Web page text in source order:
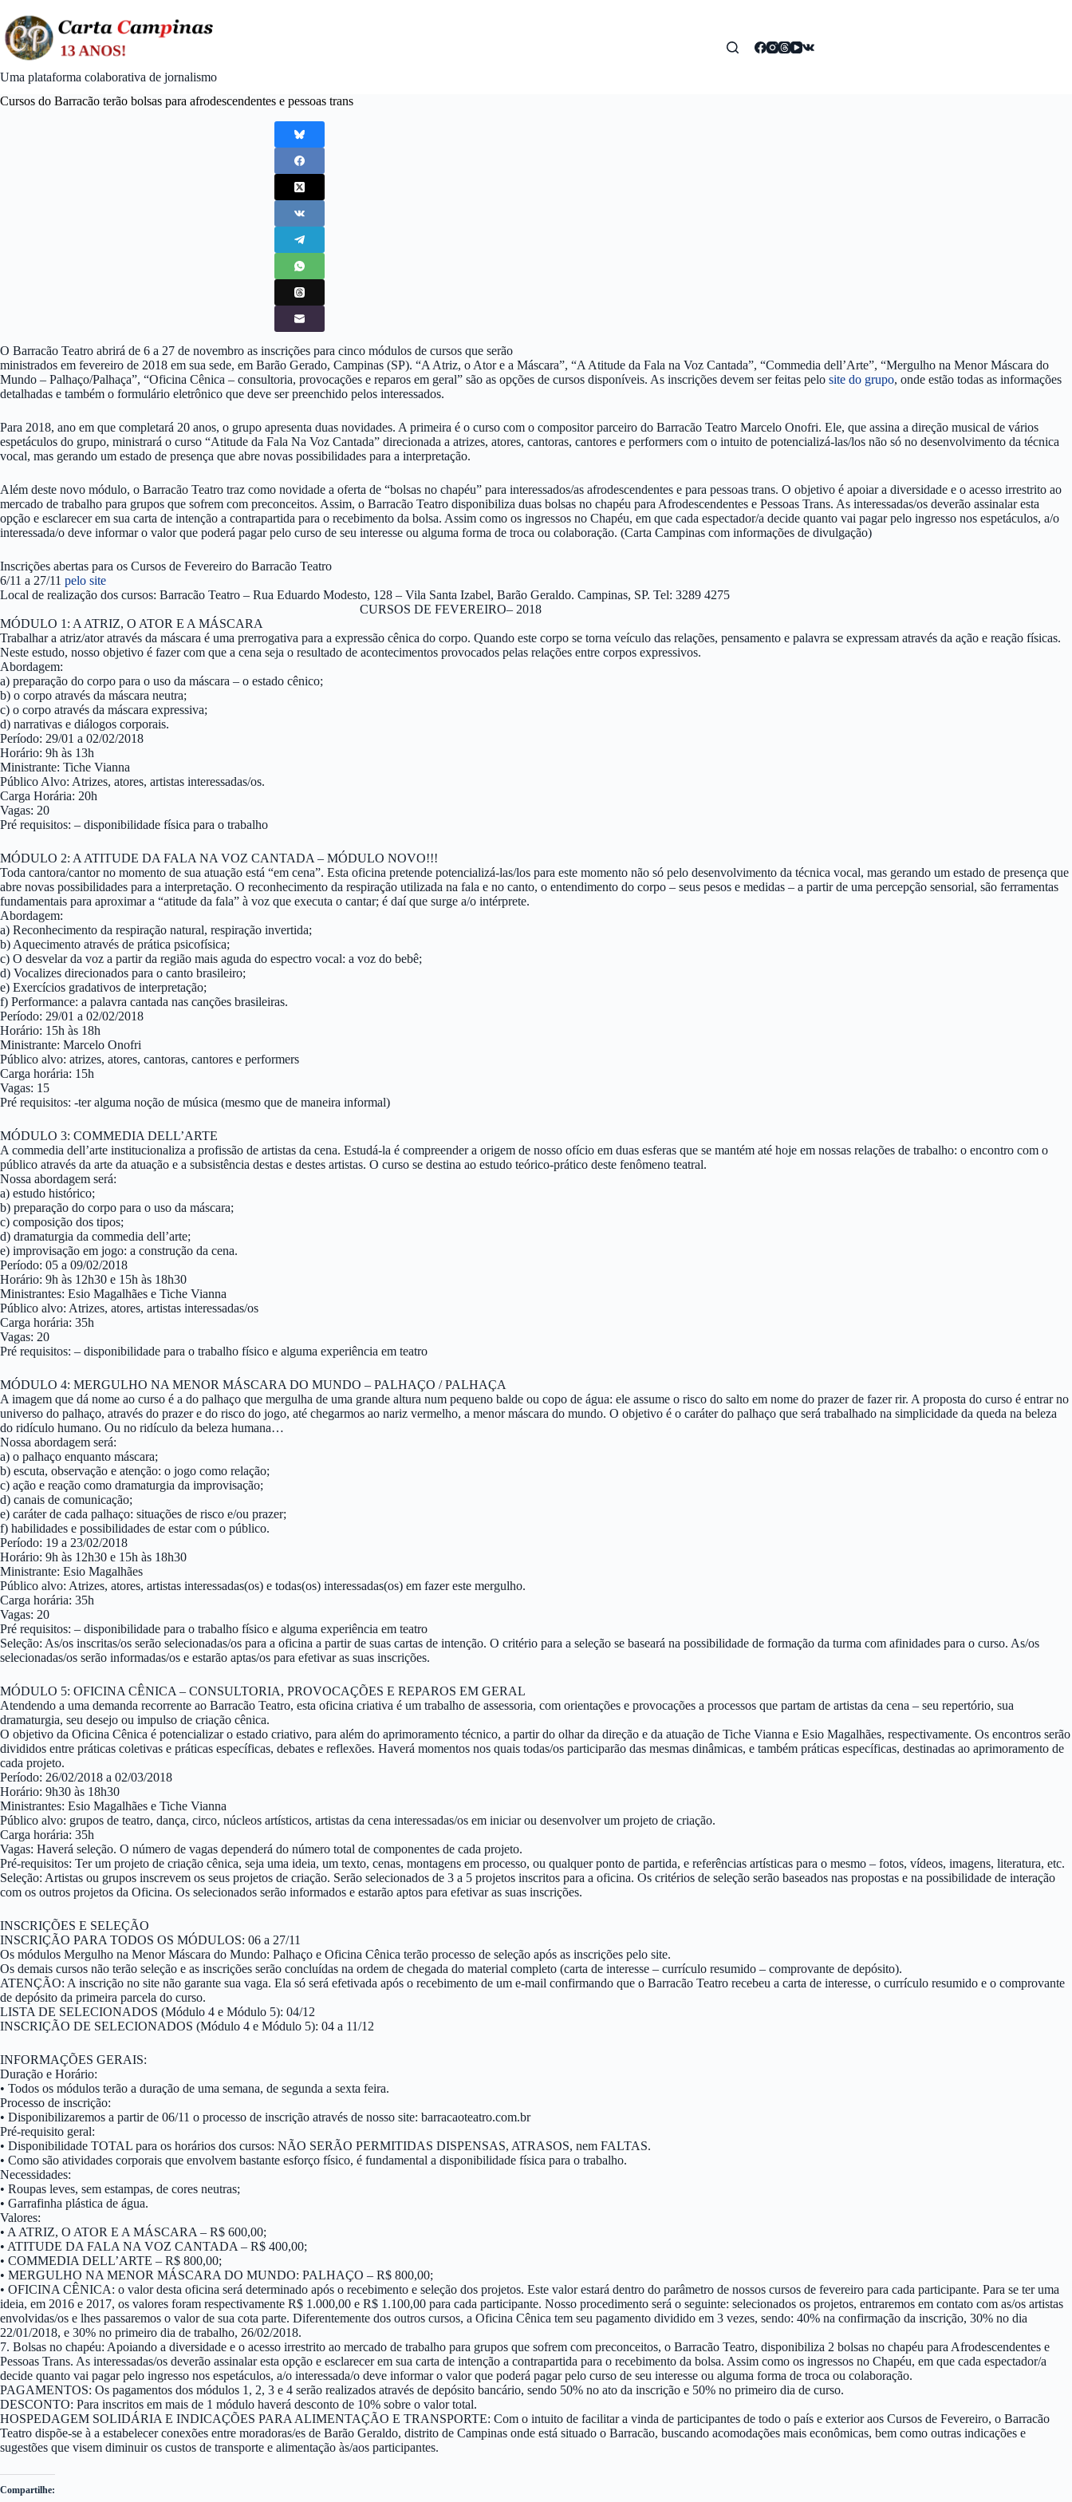
content
Uma plataforma colaborativa de jornalismo
Cursos do Barracão terão bolsas para afrodescendentes e pessoas trans
O Barracão Teatro abrirá de 6 a 27 de novembro as inscrições para cinco módulos de cursos que serão
ministrados em fevereiro de 2018 em sua sede, em Barão Gerado, Campinas (SP). “A Atriz, o Ator e a Máscara”, “A Atitude da Fala na Voz Cantada”, “Commedia dell’Arte”, “Mergulho na Menor Máscara do
Mundo – Palhaço/Palhaça”, “Oficina Cênica – consultoria, provocações e reparos em geral” são as opções de cursos disponíveis. As inscrições devem ser feitas pelo site do grupo, onde estão todas as informações
detalhadas e também o formulário eletrônico que deve ser preenchido pelos interessados.
Para 2018, ano em que completará 20 anos, o grupo apresenta duas novidades. A primeira é o curso com o compositor parceiro do Barracão Teatro Marcelo Onofri. Ele, que assina a direção musical de vários
espetáculos do grupo, ministrará o curso “Atitude da Fala Na Voz Cantada” direcionada a atrizes, atores, cantoras, cantores e performers com o intuito de potencializá-las/los não só no desenvolvimento da técnica
vocal, mas gerando um estado de presença que abre novas possibilidades para a interpretação.
Além deste novo módulo, o Barracão Teatro traz como novidade a oferta de “bolsas no chapéu” para interessados/as afrodescendentes e para pessoas trans. O objetivo é apoiar a diversidade e o acesso irrestrito ao
mercado de trabalho para grupos que sofrem com preconceitos. Assim, o Barracão Teatro disponibiliza duas bolsas no chapéu para Afrodescendentes e Pessoas Trans. As interessadas/os deverão assinalar esta
opção e esclarecer em sua carta de intenção a contrapartida para o recebimento da bolsa. Assim como os ingressos no Chapéu, em que cada espectador/a decide quanto vai pagar pelo ingresso nos espetáculos, a/o
interessada/o deve informar o valor que poderá pagar pelo curso de seu interesse ou alguma forma de troca ou colaboração. (Carta Campinas com informações de divulgação)
Inscrições abertas para os Cursos de Fevereiro do Barracão Teatro
6/11 a 27/11 pelo site
Local de realização dos cursos: Barracão Teatro – Rua Eduardo Modesto, 128 – Vila Santa Izabel, Barão Geraldo. Campinas, SP. Tel: 3289 4275
CURSOS DE FEVEREIRO– 2018
MÓDULO 1: A ATRIZ, O ATOR E A MÁSCARA
Trabalhar a atriz/ator através da máscara é uma prerrogativa para a expressão cênica do corpo. Quando este corpo se torna veículo das relações, pensamento e palavra se expressam através da ação e reação físicas.
Neste estudo, nosso objetivo é fazer com que a cena seja o resultado de acontecimentos provocados pelas relações entre corpos expressivos.
Abordagem:
a) preparação do corpo para o uso da máscara – o estado cênico;
b) o corpo através da máscara neutra;
c) o corpo através da máscara expressiva;
d) narrativas e diálogos corporais.
Período: 29/01 a 02/02/2018
Horário: 9h às 13h
Ministrante: Tiche Vianna
Público Alvo: Atrizes, atores, artistas interessadas/os.
Carga Horária: 20h
Vagas: 20
Pré requisitos: – disponibilidade física para o trabalho
MÓDULO 2: A ATITUDE DA FALA NA VOZ CANTADA – MÓDULO NOVO!!!
Toda cantora/cantor no momento de sua atuação está “em cena”. Esta oficina pretende potencializá-las/los para este momento não só pelo desenvolvimento da técnica vocal, mas gerando um estado de presença que
abre novas possibilidades para a interpretação. O reconhecimento da respiração utilizada na fala e no canto, o entendimento do corpo – seus pesos e medidas – a partir de uma percepção sensorial, são ferramentas
fundamentais para aproximar a “atitude da fala” à voz que executa o cantar; é daí que surge a/o intérprete.
Abordagem:
a) Reconhecimento da respiração natural, respiração invertida;
b) Aquecimento através de prática psicofísica;
c) O desvelar da voz a partir da região mais aguda do espectro vocal: a voz do bebê;
d) Vocalizes direcionados para o canto brasileiro;
e) Exercícios gradativos de interpretação;
f) Performance: a palavra cantada nas canções brasileiras.
Período: 29/01 a 02/02/2018
Horário: 15h às 18h
Ministrante: Marcelo Onofri
Público alvo: atrizes, atores, cantoras, cantores e performers
Carga horária: 15h
Vagas: 15
Pré requisitos: -ter alguma noção de música (mesmo que de maneira informal)
MÓDULO 3: COMMEDIA DELL’ARTE
A commedia dell’arte institucionaliza a profissão de artistas da cena. Estudá-la é compreender a origem de nosso ofício em duas esferas que se mantém até hoje em nossas relações de trabalho: o encontro com o
público através da arte da atuação e a subsistência destas e destes artistas. O curso se destina ao estudo teórico-prático deste fenômeno teatral.
Nossa abordagem será:
a) estudo histórico;
b) preparação do corpo para o uso da máscara;
c) composição dos tipos;
d) dramaturgia da commedia dell’arte;
e) improvisação em jogo: a construção da cena.
Período: 05 a 09/02/2018
Horário: 9h às 12h30 e 15h às 18h30
Ministrantes: Esio Magalhães e Tiche Vianna
Público alvo: Atrizes, atores, artistas interessadas/os
Carga horária: 35h
Vagas: 20
Pré requisitos: – disponibilidade para o trabalho físico e alguma experiência em teatro
MÓDULO 4: MERGULHO NA MENOR MÁSCARA DO MUNDO – PALHAÇO / PALHAÇA
A imagem que dá nome ao curso é a do palhaço que mergulha de uma grande altura num pequeno balde ou copo de água: ele assume o risco do salto em nome do prazer de fazer rir. A proposta do curso é entrar no
universo do palhaço, através do prazer e do risco do jogo, até chegarmos ao nariz vermelho, a menor máscara do mundo. O objetivo é o caráter do palhaço que será trabalhado na simplicidade da queda na beleza
do ridículo humano. Ou no ridículo da beleza humana…
Nossa abordagem será:
a) o palhaço enquanto máscara;
b) escuta, observação e atenção: o jogo como relação;
c) ação e reação como dramaturgia da improvisação;
d) canais de comunicação;
e) caráter de cada palhaço: situações de risco e/ou prazer;
f) habilidades e possibilidades de estar com o público.
Período: 19 a 23/02/2018
Horário: 9h às 12h30 e 15h às 18h30
Ministrante: Esio Magalhães
Público alvo: Atrizes, atores, artistas interessadas(os) e todas(os) interessadas(os) em fazer este mergulho.
Carga horária: 35h
Vagas: 20
Pré requisitos: – disponibilidade para o trabalho físico e alguma experiência em teatro
Seleção: As/os inscritas/os serão selecionadas/os para a oficina a partir de suas cartas de intenção. O critério para a seleção se baseará na possibilidade de formação da turma com afinidades para o curso. As/os
selecionadas/os serão informadas/os e estarão aptas/os para efetivar as suas inscrições.
MÓDULO 5: OFICINA CÊNICA – CONSULTORIA, PROVOCAÇÕES E REPAROS EM GERAL
Atendendo a uma demanda recorrente ao Barracão Teatro, esta oficina criativa é um trabalho de assessoria, com orientações e provocações a processos que partam de artistas da cena – seu repertório, sua
dramaturgia, seu desejo ou impulso de criação cênica.
O objetivo da Oficina Cênica é potencializar o estado criativo, para além do aprimoramento técnico, a partir do olhar da direção e da atuação de Tiche Vianna e Esio Magalhães, respectivamente. Os encontros serão
divididos entre práticas coletivas e práticas específicas, debates e reflexões. Haverá momentos nos quais todas/os participarão das mesmas dinâmicas, e também práticas específicas, destinadas ao aprimoramento de
cada projeto.
Período: 26/02/2018 a 02/03/2018
Horário: 9h30 às 18h30
Ministrantes: Esio Magalhães e Tiche Vianna
Público alvo: grupos de teatro, dança, circo, núcleos artísticos, artistas da cena interessadas/os em iniciar ou desenvolver um projeto de criação.
Carga horária: 35h
Vagas: Haverá seleção. O número de vagas dependerá do número total de componentes de cada projeto.
Pré-requisitos: Ter um projeto de criação cênica, seja uma ideia, um texto, cenas, montagens em processo, ou qualquer ponto de partida, e referências artísticas para o mesmo – fotos, vídeos, imagens, literatura, etc.
Seleção: Artistas ou grupos inscrevem os seus projetos de criação. Serão selecionados de 3 a 5 projetos inscritos para a oficina. Os critérios de seleção serão baseados nas propostas e na possibilidade de interação
com os outros projetos da Oficina. Os selecionados serão informados e estarão aptos para efetivar as suas inscrições.
INSCRIÇÕES E SELEÇÃO
INSCRIÇÃO PARA TODOS OS MÓDULOS: 06 a 27/11
Os módulos Mergulho na Menor Máscara do Mundo: Palhaço e Oficina Cênica terão processo de seleção após as inscrições pelo site.
Os demais cursos não terão seleção e as inscrições serão concluídas na ordem de chegada do material completo (carta de interesse – currículo resumido – comprovante de depósito).
ATENÇÃO: A inscrição no site não garante sua vaga. Ela só será efetivada após o recebimento de um e-mail confirmando que o Barracão Teatro recebeu a carta de interesse, o currículo resumido e o comprovante
de depósito da primeira parcela do curso.
LISTA DE SELECIONADOS (Módulo 4 e Módulo 5): 04/12
INSCRIÇÃO DE SELECIONADOS (Módulo 4 e Módulo 5): 04 a 11/12
INFORMAÇÕES GERAIS:
Duração e Horário:
• Todos os módulos terão a duração de uma semana, de segunda a sexta feira.
Processo de inscrição:
• Disponibilizaremos a partir de 06/11 o processo de inscrição através de nosso site: barracaoteatro.com.br
Pré-requisito geral:
• Disponibilidade TOTAL para os horários dos cursos: NÃO SERÃO PERMITIDAS DISPENSAS, ATRASOS, nem FALTAS.
• Como são atividades corporais que envolvem bastante esforço físico, é fundamental a disponibilidade física para o trabalho.
Necessidades:
• Roupas leves, sem estampas, de cores neutras;
• Garrafinha plástica de água.
Valores:
• A ATRIZ, O ATOR E A MÁSCARA – R$ 600,00;
• ATITUDE DA FALA NA VOZ CANTADA – R$ 400,00;
• COMMEDIA DELL’ARTE – R$ 800,00;
• MERGULHO NA MENOR MÁSCARA DO MUNDO: PALHAÇO – R$ 800,00;
• OFICINA CÊNICA: o valor desta oficina será determinado após o recebimento e seleção dos projetos. Este valor estará dentro do parâmetro de nossos cursos de fevereiro para cada participante. Para se ter uma
ideia, em 2016 e 2017, os valores foram respectivamente R$ 1.000,00 e R$ 1.100,00 para cada participante. Nosso procedimento será o seguinte: selecionados os projetos, entraremos em contato com as/os artistas
envolvidas/os e lhes passaremos o valor de sua cota parte. Diferentemente dos outros cursos, a Oficina Cênica tem seu pagamento dividido em 3 vezes, sendo: 40% na confirmação da inscrição, 30% no dia
22/01/2018, e 30% no primeiro dia de trabalho, 26/02/2018.
7. Bolsas no chapéu: Apoiando a diversidade e o acesso irrestrito ao mercado de trabalho para grupos que sofrem com preconceitos, o Barracão Teatro, disponibiliza 2 bolsas no chapéu para Afrodescendentes e
Pessoas Trans. As interessadas/os deverão assinalar esta opção e esclarecer em sua carta de intenção a contrapartida para o recebimento da bolsa. Assim como os ingressos no Chapéu, em que cada espectador/a
decide quanto vai pagar pelo ingresso nos espetáculos, a/o interessada/o deve informar o valor que poderá pagar pelo curso de seu interesse ou alguma forma de troca ou colaboração.
PAGAMENTOS: Os pagamentos dos módulos 1, 2, 3 e 4 serão realizados através de depósito bancário, sendo 50% no ato da inscrição e 50% no primeiro dia de curso.
DESCONTO: Para inscritos em mais de 1 módulo haverá desconto de 10% sobre o valor total.
HOSPEDAGEM SOLIDÁRIA E INDICAÇÕES PARA ALIMENTAÇÃO E TRANSPORTE: Com o intuito de facilitar a vinda de participantes de todo o país e exterior aos Cursos de Fevereiro, o Barracão
Teatro dispõe-se à a estabelecer conexões entre moradoras/es de Barão Geraldo, distrito de Campinas onde está situado o Barracão, buscando acomodações mais econômicas, bem como outras indicações e
sugestões que visem diminuir os custos de transporte e alimentação às/aos participantes.
Compartilhe: